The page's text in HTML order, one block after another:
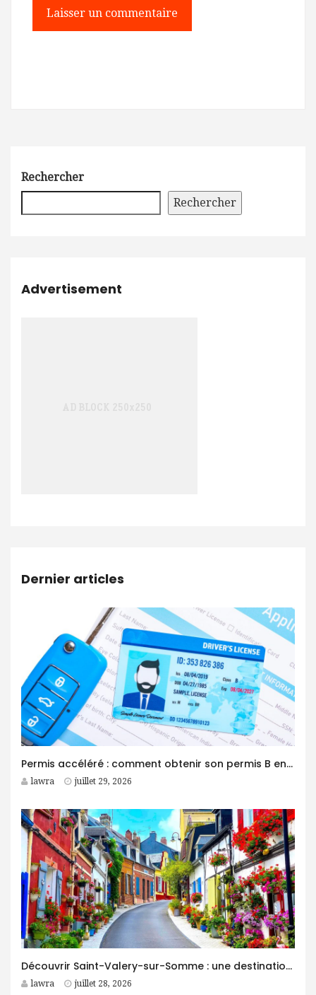
Rechercher
Rechercher
Advertisement
Dernier articles
Permis accéléré : comment obtenir son permis B en moins d’un mois ?
lawra juillet 29, 2026
Découvrir Saint-Valery-sur-Somme : une destination idéale pour des vacances entre nature et patrimoine
lawra juillet 28, 2026